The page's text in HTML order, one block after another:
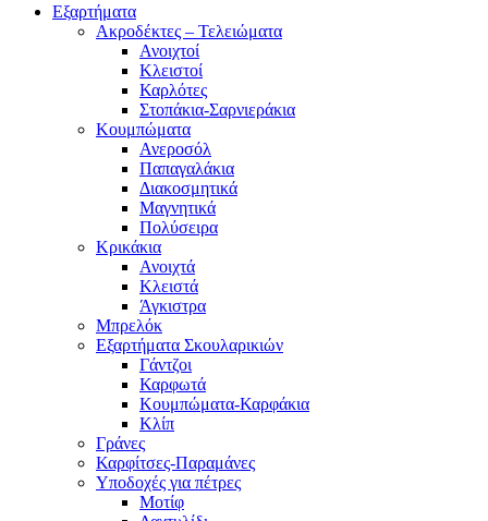
Εξαρτήματα
Ακροδέκτες – Τελειώματα
Ανοιχτοί
Κλειστοί
Καρλότες
Στοπάκια-Σαρνιεράκια
Κουμπώματα
Ανεροσόλ
Παπαγαλάκια
Διακοσμητικά
Μαγνητικά
Πολύσειρα
Κρικάκια
Ανοιχτά
Κλειστά
Άγκιστρα
Μπρελόκ
Εξαρτήματα Σκουλαρικιών
Γάντζοι
Καρφωτά
Κουμπώματα-Καρφάκια
Κλίπ
Γράνες
Καρφίτσες-Παραμάνες
Υποδοχές για πέτρες
Μοτίφ